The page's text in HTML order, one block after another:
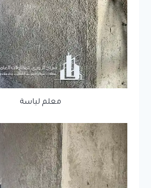
معلم لياسة